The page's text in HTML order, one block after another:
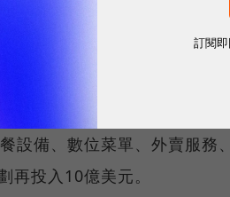
點餐設備等。
位功能科技、取餐的便利性
設備、數位菜單、外賣服務
再投入10億美元。
訂閱